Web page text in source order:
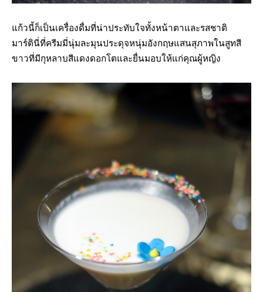
แก้วนี้ก็เป็นเครื่องดื่มที่น่าประทับใจทั้งหน้าตาและรสชาติ
มาร์ตินี่ที่ครีมมี่นุ่มละมุนประดุจหนุ่มอังกฤษแสนสุภาพในสูทสี
ขาวที่มีกุหลาบสีแดงดอกโตและยื่นมอบให้แก่คุณผู้หญิง